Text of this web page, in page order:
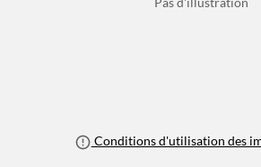
Conditions d'utilisation des